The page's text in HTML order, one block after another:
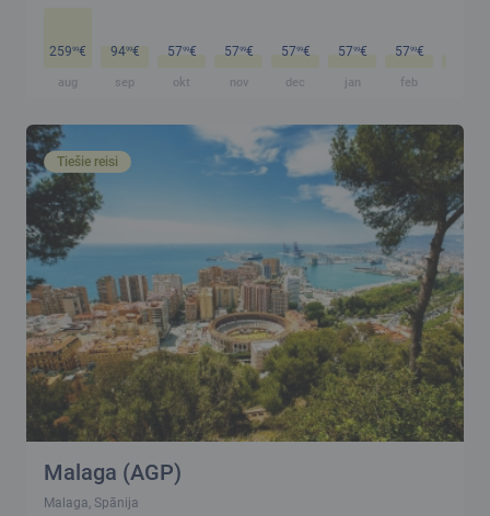
25999€
aug
9499€
sep
5799€
okt
5799€
nov
5799€
dec
5799€
jan
5799€
feb
Tiešie reisi
Malaga (AGP)
Malaga, Spānija